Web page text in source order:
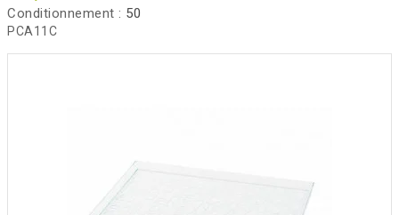
Conditionnement : 50
PCA11C